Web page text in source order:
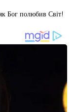
Бог полюбив Світ!